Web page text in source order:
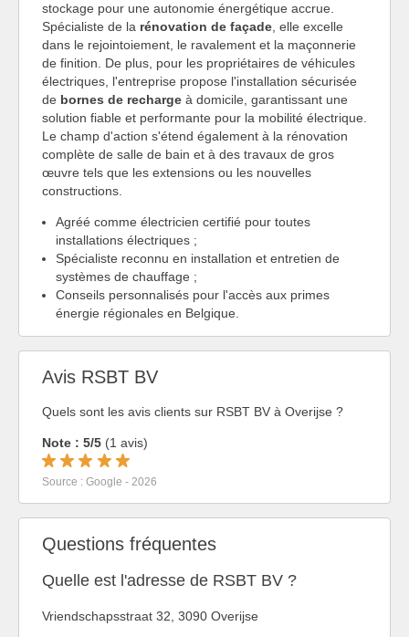
stockage pour une autonomie énergétique accrue.
Spécialiste de la rénovation de façade , elle excelle
dans le rejointoiement, le ravalement et la maçonnerie
de finition. De plus, pour les propriétaires de véhicules
électriques, l'entreprise propose l'installation sécurisée
de bornes de recharge à domicile, garantissant une
solution fiable et performante pour la mobilité électrique.
Le champ d'action s'étend également à la rénovation
complète de salle de bain et à des travaux de gros
œuvre tels que les extensions ou les nouvelles
constructions.
Agréé comme électricien certifié pour toutes
installations électriques ;
Spécialiste reconnu en installation et entretien de
systèmes de chauffage ;
Conseils personnalisés pour l'accès aux primes
énergie régionales en Belgique.
Avis RSBT BV
Quels sont les avis clients sur RSBT BV à Overijse ?
Note : 5/5 (1 avis)
Source : Google - 2026
Questions fréquentes
Quelle est l'adresse de RSBT BV ?
Vriendschapsstraat 32, 3090 Overijse